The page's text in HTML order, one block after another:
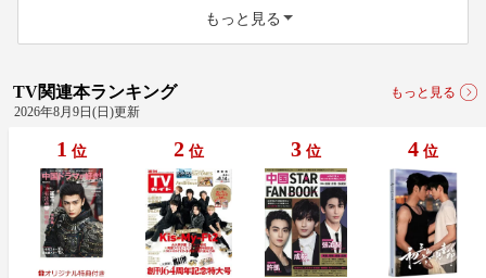
もっと見る
TV関連本ランキング
もっと見る
2026年8月9日(日)更新
1 位 2 位 3 位 4 位